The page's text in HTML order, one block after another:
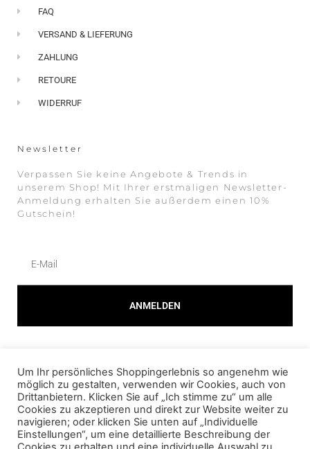
FAQ
VERSAND & LIEFERUNG
ZAHLUNG
RETOURE
WIDERRUF
Newsletter
Verpassen Sie keine Angebote & Trends in
unserem Shop! Mit Ihrer erstmaligen Newsletter-
Anmeldung erhalten Sie außerdem einen 10%
Gutschein!
ANMELDEN
© 2023 AMOUR FOU Online Shop für Fashion
AGB
DATENSCHUTZ
Um Ihr persönliches Shoppingerlebnis so angenehm wie
möglich zu gestalten, verwenden wir Cookies, auch von
Drittanbietern. Klicken Sie auf „Ich stimme zu“ um alle
Cookies zu akzeptieren und direkt zur Website weiter zu
navigieren; oder klicken Sie unten auf „Individuelle
Einstellungen“, um eine detaillierte Beschreibung der